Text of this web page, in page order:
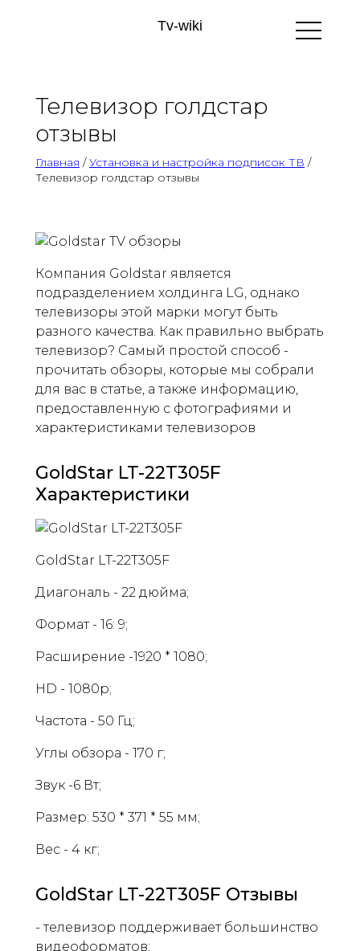
Tv-wiki
Телевизор голдстар
отзывы
Главная /Установка и настройка подписок ТВ /
Телевизор голдстар отзывы
Компания Goldstar является
подразделением холдинга LG, однако
телевизоры этой марки могут быть
разного качества. Как правильно выбрать
телевизор? Самый простой способ -
прочитать обзоры, которые мы собрали
для вас в статье, а также информацию,
предоставленную с фотографиями и
характеристиками телевизоров
GoldStar LT-22T305F
Характеристики
GoldStar LT-22T305F
Диагональ - 22 дюйма;
Формат - 16: 9;
Расширение -1920 * 1080;
HD - 1080p;
Частота - 50 Гц;
Углы обзора - 170 г;
Звук -6 Вт;
Размер: 530 * 371 * 55 мм;
Вес - 4 кг;
GoldStar LT-22T305F Отзывы
- телевизор поддерживает большинство
видеоформатов;